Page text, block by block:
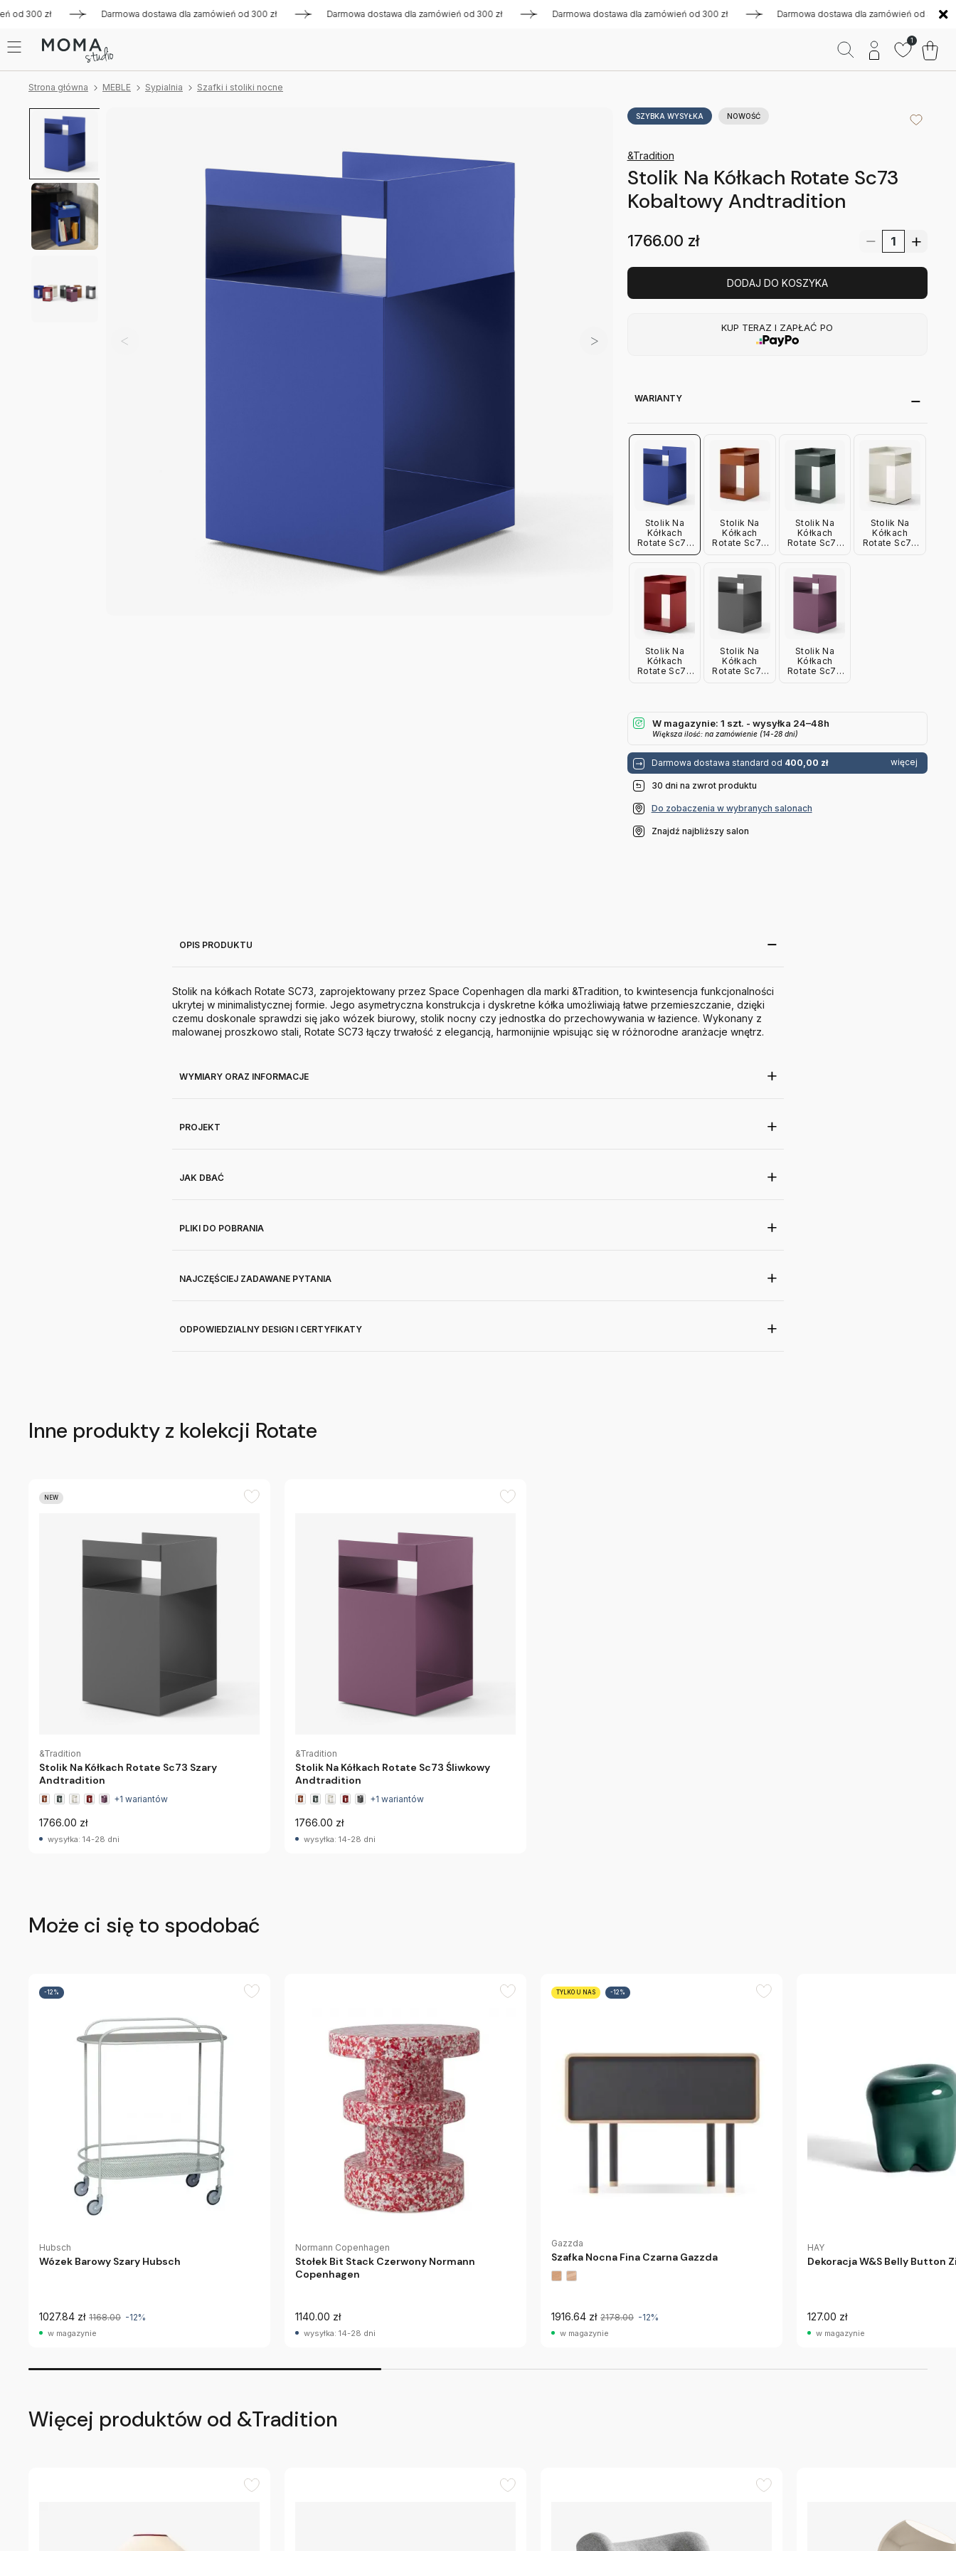
300 zł Darmowa dostawa dla zamówień od 300 zł Darmowa dostawa dla zamówień od 300 zł Darmowa dostawa dla zamówień od 300 zł Darmowa dostawa dla zamówień od 300 zł
1
Strona główna MEBLE Sypialnia Szafki i stoliki nocne
SZYBKA WYSYŁKA NOWOŚĆ
&Tradition
Stolik Na Kółkach Rotate Sc73
Kobaltowy Andtradition
1766.00 zł
DODAJ DO KOSZYKA
KUP TERAZ I ZAPŁAĆ PO
WARIANTY
Stolik Na
Kółkach
Rotate Sc73
Kobaltowy
Stolik Na
Kółkach
Rotate Sc73
Stolik Na
Kółkach
Rotate Sc73
Stolik Na
Kółkach
Rotate Sc73
Stolik Na
Kółkach
Rotate Sc73
Stolik Na
Kółkach
Rotate Sc73
Stolik Na
Kółkach
Rotate Sc73
W magazynie: 1 szt. - wysyłka 24–48h
Większa ilość: na zamówienie (14-28 dni)
Darmowa dostawa standard od 400,00 zł więcej
30 dni na zwrot produktu
Do zobaczenia w wybranych salonach
Znajdź najbliższy salon
OPIS PRODUKTU
Stolik na kółkach Rotate SC73, zaprojektowany przez Space Copenhagen dla marki &Tradition, to kwintesencja funkcjonalności
ukrytej w minimalistycznej formie. Jego asymetryczna konstrukcja i dyskretne kółka umożliwiają łatwe przemieszczanie, dzięki
czemu doskonale sprawdzi się jako wózek biurowy, stolik nocny czy jednostka do przechowywania w łazience. Wykonany z
malowanej proszkowo stali, Rotate SC73 łączy trwałość z elegancją, harmonijnie wpisując się w różnorodne aranżacje wnętrz.
WYMIARY ORAZ INFORMACJE
PROJEKT
JAK DBAĆ
PLIKI DO POBRANIA
NAJCZĘŚCIEJ ZADAWANE PYTANIA
ODPOWIEDZIALNY DESIGN I CERTYFIKATY
Inne produkty z kolekcji Rotate
NEW
&Tradition
Stolik Na Kółkach Rotate Sc73 Szary
Andtradition
+1 wariantów
1766.00 zł
wysyłka: 14-28 dni
&Tradition
Stolik Na Kółkach Rotate Sc73 Śliwkowy
Andtradition
+1 wariantów
1766.00 zł
wysyłka: 14-28 dni
Może ci się to spodobać
-12%
Hubsch
Wózek Barowy Szary Hubsch
1027.84 zł 1168.00 -12%
w magazynie
Normann Copenhagen
Stołek Bit Stack Czerwony Normann
Copenhagen
1140.00 zł
wysyłka: 14-28 dni
TYLKO U NAS -12%
Gazzda
Szafka Nocna Fina Czarna Gazzda
1916.64 zł 2178.00 -12%
w magazynie
HAY
Dekoracja W&S Belly Button
127.00 zł
w magazynie
Więcej produktów od &Tradition